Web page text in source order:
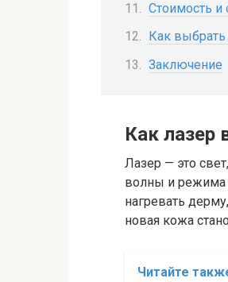
Стоимость и
Как
Заключение
Как лазер
Лазер — это
волны и режима
нагревать
новая кожа
Читайте